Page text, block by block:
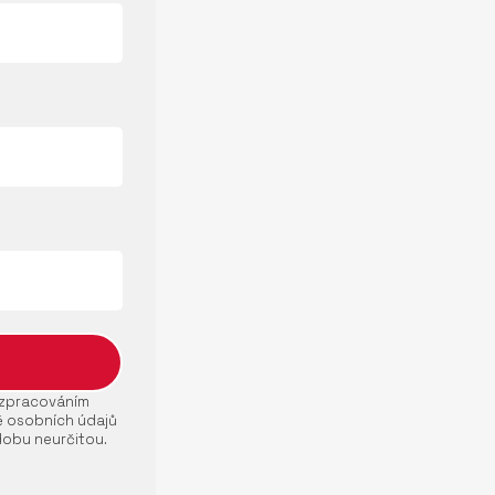
osobních údajů
neurčitou.